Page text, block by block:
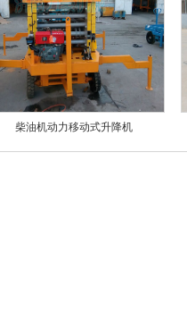
柴油机动力移动式升降机